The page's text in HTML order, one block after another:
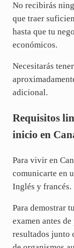
No recibirás
que traer
hasta que tu
económicos.
Necesitarás
adicional.
Requisitos
inicio en
Para vivir en
comunicarte en
Inglés y francés.
Para demostrar
examen antes
resultados junto